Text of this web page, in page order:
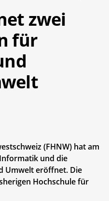
zwei
für
(FHNW) hat am
und die
Umwelt eröffnet. Die
Hochschule für